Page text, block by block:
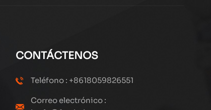
CONTÁCTENOS
Teléfono : +8618059826551
Correo electrónico :